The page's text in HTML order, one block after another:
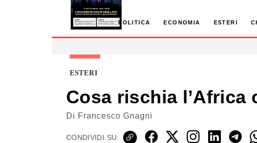
POLITICA ECONOMIA ESTERI
ESTERI
Cosa rischia l’Africa
Di Francesco Gnagni
CONDIVIDI SU: